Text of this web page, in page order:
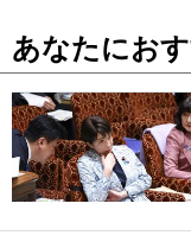
あなたにお